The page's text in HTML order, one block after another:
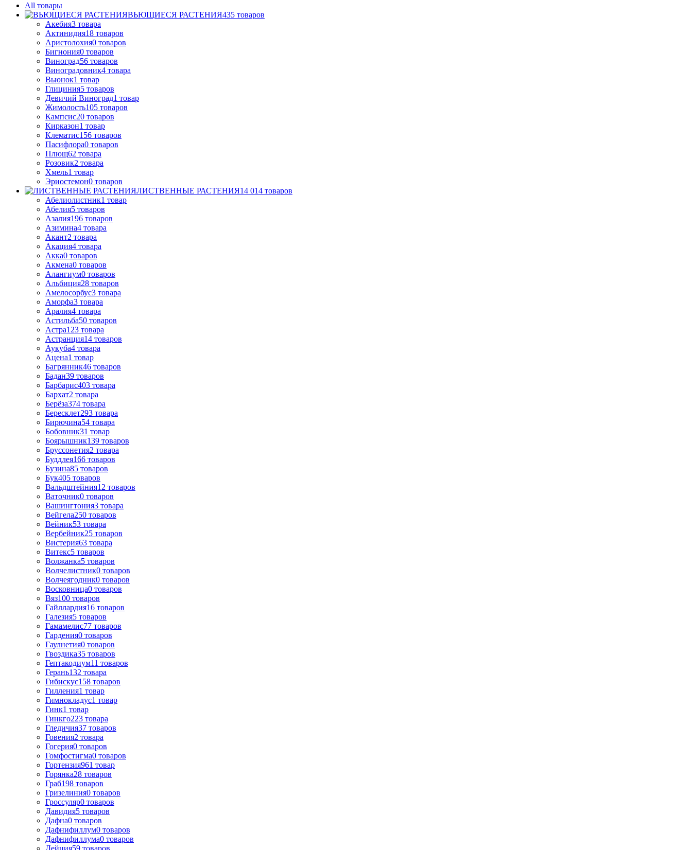
All товары
ВЬЮЩИЕСЯ РАСТЕНИЯ435 товаров
Акебия3 товара
Актинидия18 товаров
Аристолохия0 товаров
Бигнония0 товаров
Виноград56 товаров
Виноградовник4 товара
Вьюнок1 товар
Глициния5 товаров
Девичий Виноград1 товар
Жимолость105 товаров
Кампсис20 товаров
Кирказон1 товар
Клематис156 товаров
Пасифлора0 товаров
Плющ62 товара
Розовик2 товара
Хмель1 товар
Эриостемон0 товаров
ЛИСТВЕННЫЕ РАСТЕНИЯ14 014 товаров
Абелиолистник1 товар
Абелия5 товаров
Азалия196 товаров
Азимина4 товара
Акант2 товара
Акация4 товара
Акка0 товаров
Акмена0 товаров
Алангиум0 товаров
Альбиция28 товаров
Амелосорбус3 товара
Аморфа3 товара
Аралия4 товара
Астильба50 товаров
Астра123 товара
Астранция14 товаров
Аукуба4 товара
Ацена1 товар
Багрянник46 товаров
Бадан39 товаров
Барбарис403 товара
Бархат2 товара
Берёза374 товара
Бересклет293 товара
Бирючина54 товара
Бобовник31 товар
Боярышник139 товаров
Бруссонетия2 товара
Буддлея166 товаров
Бузина85 товаров
Бук405 товаров
Вальдштейния12 товаров
Ваточник0 товаров
Вашингтония3 товара
Вейгела250 товаров
Вейник53 товара
Вербейник25 товаров
Вистерия63 товара
Витекс5 товаров
Волжанка5 товаров
Волчелистник0 товаров
Волчеягодник0 товаров
Восковница0 товаров
Вяз100 товаров
Гайллардия16 товаров
Галезия5 товаров
Гамамелис77 товаров
Гардения0 товаров
Гаулнетия0 товаров
Гвоздика35 товаров
Гептакодиум11 товаров
Герань132 товара
Гибискус158 товаров
Гилления1 товар
Гимнокладус1 товар
Гинк1 товар
Гинкго223 товара
Гледичия37 товаров
Говения2 товара
Гогерия0 товаров
Гомфостигма0 товаров
Гортензия961 товар
Горянка28 товаров
Граб198 товаров
Гризелиния0 товаров
Гроссуляр0 товаров
Давидия5 товаров
Дафна0 товаров
Дафнифиллум0 товаров
Дафнифиллума0 товаров
Дейция59 товаров